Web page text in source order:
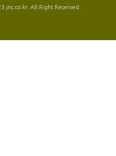
jnc.co.kr. All Right Reserved.